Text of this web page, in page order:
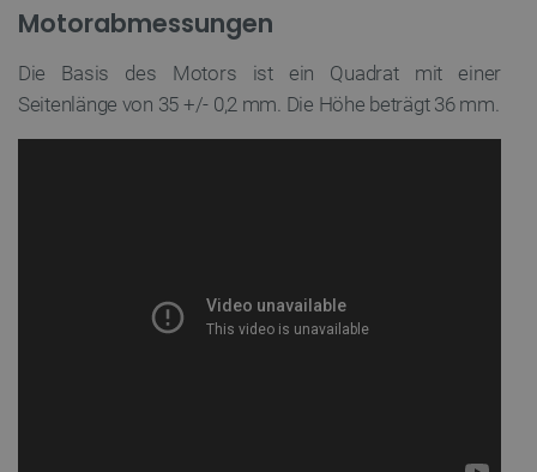
Motorabmessungen
Die Basis des Motors ist ein Quadrat mit einer
Seitenlänge von 35 +/- 0,2 mm. Die Höhe beträgt 36 mm.